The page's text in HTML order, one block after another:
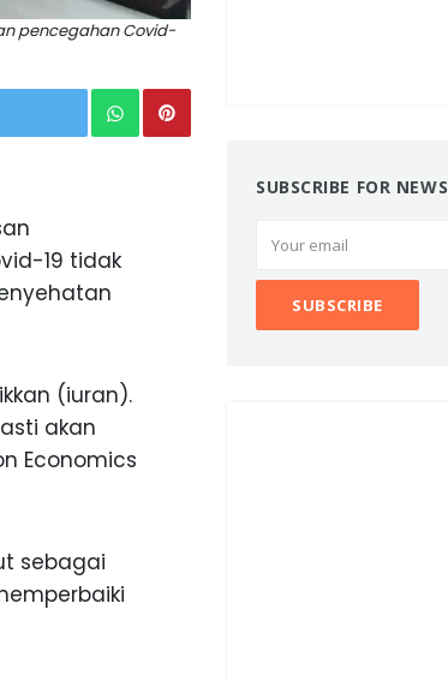
pencegahan Covid-
19 tidak
(iuran).
akan
Economics
sebagai
SUBSCRIBE FOR NEWS